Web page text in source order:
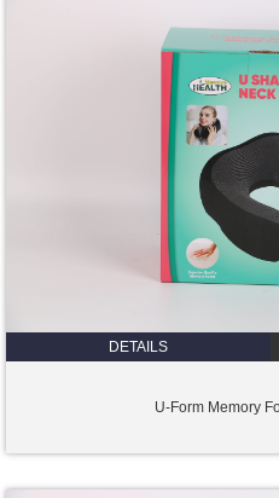
DETAILS
U-Form Memory